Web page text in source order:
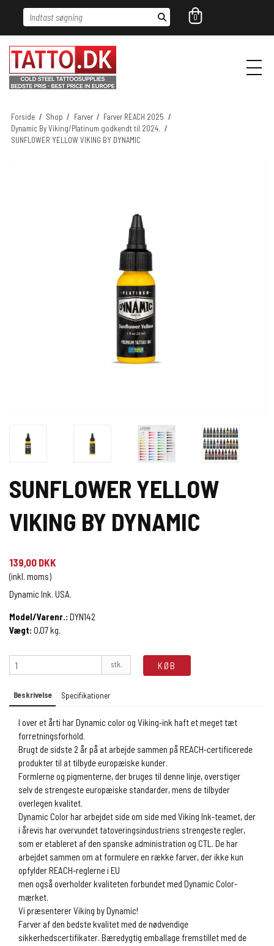
Indtast søgning 0
Forside / Shop / Farver / Farver REACH 2025 /
Dynamic By Viking/Platinum godkendt til 2024. /
SUNFLOWER YELLOW VIKING BY DYNAMIC
SUNFLOWER YELLOW
VIKING BY DYNAMIC
139,00 DKK
(inkl. moms)
Dynamic Ink. USA.
Model/Varenr.: DYN142
Vægt: 0,07kg.
stk. KØB
Beskrivelse Specifikationer
I over et årti har Dynamic color og Viking-ink haft et meget tæt
forretningsforhold.
Brugt de sidste 2 år på at arbejde sammen på REACH-certificerede
produkter til at tilbyde europæiske kunder.
Formlerne og pigmenterne, der bruges til denne linje, overstiger
selv de strengeste europæiske standarder, mens de tilbyder
overlegen kvalitet.
Dynamic Color har arbejdet side om side med Viking Ink-teamet, der
i årevis har overvundet tatoveringsindustriens strengeste regler,
som er etableret af den spanske administration og CTL. De har
arbejdet sammen om at formulere en række farver, der ikke kun
opfylder REACH-reglerne i EU
men også overholder kvaliteten forbundet med Dynamic Color-
mærket.
Vi præsenterer Viking by Dynamic!
Farver af den bedste kvalitet med de nødvendige
sikkerhedscertifikater. Bæredygtig emballage fremstillet med de